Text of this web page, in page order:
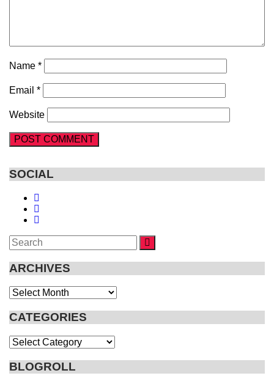
Name *
Email *
Website
SOCIAL
Search
for:
ARCHIVES
Archives
CATEGORIES
Categories
BLOGROLL